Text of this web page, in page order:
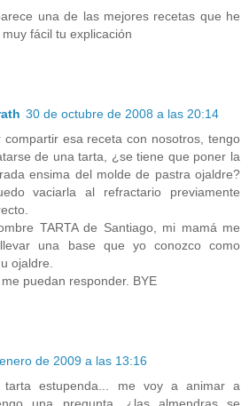
una de las mejores recetas que he
fácil tu explicación
30 de octubre de 2008 a las 20:14
compartir esa receta con nosotros, tengo
de una tarta, ¿se tiene que poner la
ensima del molde de pastra ojaldre?
vaciarla al refractario previamente
TARTA de Santiago, mi mamá me
una base que yo conozco como
ojaldre.
puedan responder. BYE
de 2009 a las 13:16
tarta estupenda... me voy a animar a